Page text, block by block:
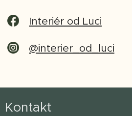
Interiér od Luci
@interier_od_luci
Kontakt